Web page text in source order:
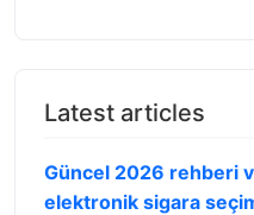
Latest articles
Güncel 2026 rehberi
elektronik sigara